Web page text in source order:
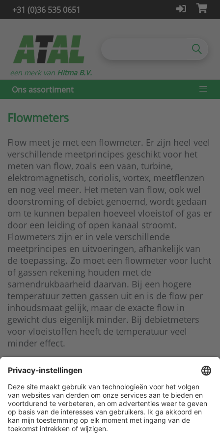
+31 (0)36 535 0651
Ons assortiment
een merk van Hitma B.V.
Flowmeters
Flow meet je met een flowmeter. Er zijn heel veel
verschillende meetprincipes geschikt voor het
meten van flow, zoals een vaan, turbine,
elektromagnetisch, coriolis, vortex, meetflenzen
en nog veel meer. Het meten van flow, ook wel
doorstroming of debiet genoemd, wordt gedaan
om te kunnen bepalen hoeveel vloeistof of gas er
door een leiding of open kanaal stroomt.
Flowmeters zijn er in vele verschillende
meetprincipes en uitvoeringen, afhankelijk van
de toepassing. Zo moet een flowmeter voor lucht
of gassen rekening houden met de
samendrukbaarheid daarvan. Bij een hogere
temperatuur zetten gassen uit en is de flow per
inhoudsmaat gelijk, maar de exacte flow in
gewicht dus eigenlijk minder. Bij debietmeters
voor vloeistoffen heeft de temperatuur veel
minder effect.
Klantenservice
Contact met ATAL